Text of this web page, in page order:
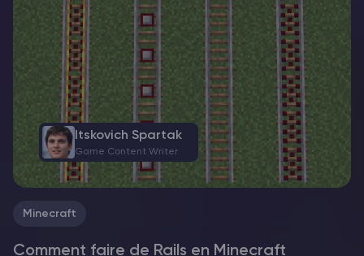
Minecraft
Comment faire de Rails en Minecraft
Itskovich Spartak
Game Content Writer